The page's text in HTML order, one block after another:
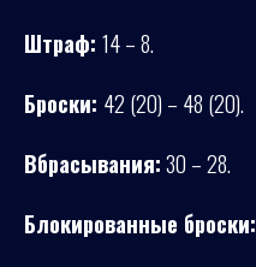
Штраф: 14 – 8.
Броски: 42 (20) – 48 (20).
Вбрасывания:30 – 28.
Блокированные броски: